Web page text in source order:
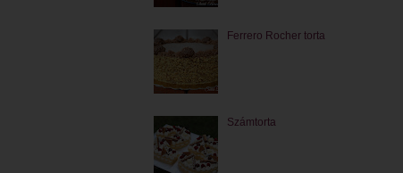
Ferrero Rocher torta
Számtorta